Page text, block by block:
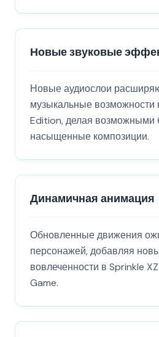
Новые звуковые
Новые аудиослои
музыкальные возможности
Edition, делая возможными
насыщенные композиции.
Динамичная анимация
Обновленные движения
персонажей, добавляя
вовлеченности в Sprinkle
Game.